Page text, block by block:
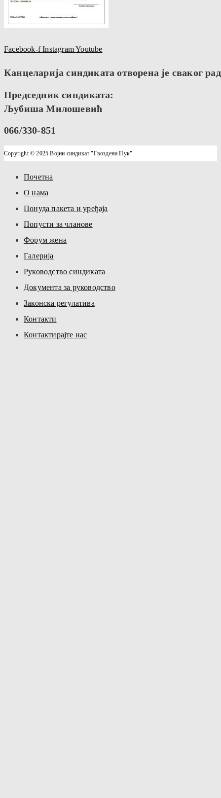
Facebook-f InstagramYoutube
Канцеларија синдиката отворена је сваког
Председник синдиката:
Љубиша Милошевић
066/330-851
Copyright © 2025 Војни синдикат "Гвоздени Пук"
Почетна
О нама
Понуда пакета и уређаја
Попусти за чланове
Форум жена
Галерија
Руководство синдиката
Документа за руководство
Законска регулатива
Контакти
Контактирајте нас